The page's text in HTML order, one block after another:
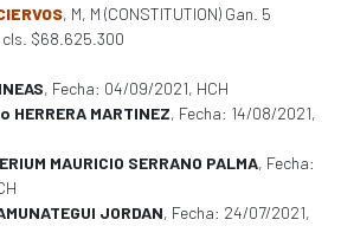
, M, M (CONSTITUTION) Gan. 5
cls. $68.625.300
, Fecha: 04/09/2021, HCH
HERRERA MARTINEZ, Fecha: 14/08/2021,
MAURICIO SERRANO PALMA, Fecha:
JORDAN, Fecha: 24/07/2021,